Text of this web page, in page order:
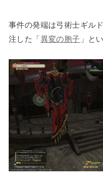
事件の発端は弓術士ギル
注した「異変の胞子 」と